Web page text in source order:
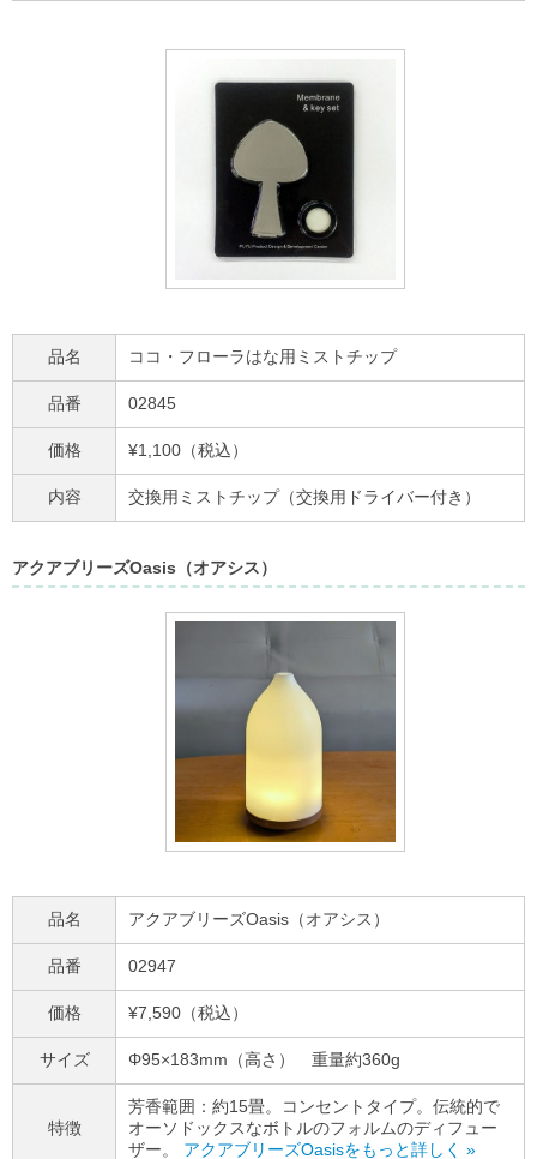
品名 ココ・フローラはな用ミストチップ
品番 02845
価格 ¥1,100（税込）
内容 交換用ミストチップ（交換用ドライバー付き）
アクアブリーズOasis（オアシス）
品名 アクアブリーズOasis（オアシス）
品番 02947
価格 ¥7,590（税込）
サイズ Φ95×183mm（高さ） 重量約360g
特徴
芳香範囲：約15畳。コンセントタイプ。伝統的で
オーソドックスなボトルのフォルムのディフュー
ザー。 アクアブリーズOasisをもっと詳しく »